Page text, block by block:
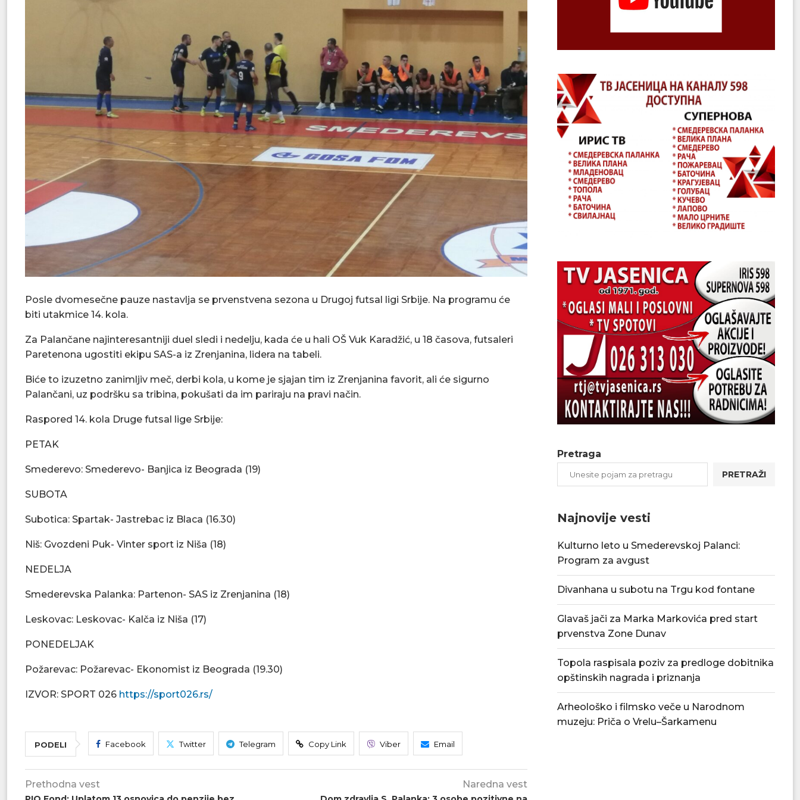
Posle dvomesečne pauze nastavlja se prvenstvena sezona u Drugoj futsal ligi Srbije. Na programu će
biti utakmice 14. kola.
Za Palančane najinteresantniji duel sledi i nedelju, kada će u hali OŠ Vuk Karadžić, u 18 časova, futsaleri
Paretenona ugostiti ekipu SAS-a iz Zrenjanina, lidera na tabeli.
Biće to izuzetno zanimljiv meč, derbi kola, u kome je sjajan tim iz Zrenjanina favorit, ali će sigurno
Palančani, uz podršku sa tribina, pokušati da im pariraju na pravi način.
Raspored 14. kola Druge futsal lige Srbije:
PETAK
Smederevo: Smederevo- Banjica iz Beograda (19)
SUBOTA
Subotica: Spartak- Jastrebac iz Blaca (16.30)
Niš: Gvozdeni Puk- Vinter sport iz Niša (18)
NEDELJA
Smederevska Palanka: Partenon- SAS iz Zrenjanina (18)
Leskovac: Leskovac- Kalča iz Niša (17)
PONEDELJAK
Požarevac: Požarevac- Ekonomist iz Beograda (19.30)
IZVOR: SPORT 026 https://sport026.rs/
PODELI Facebook Twitter Telegram Copy Link Viber Email
Prethodna vest Naredna vest
Pretraga
PRETRAŽI
Najnovije vesti
Kulturno leto u Smederevskoj Palanci:
Program za avgust
Divanhana u subotu na Trgu kod fontane
Glavaš jači za Marka Markovića pred start
prvenstva Zone Dunav
Topola raspisala poziv za predloge dobitnika
opštinskih nagrada i priznanja
Arheološko i filmsko veče u Narodnom
muzeju: Priča o Vrelu–Šarkamenu